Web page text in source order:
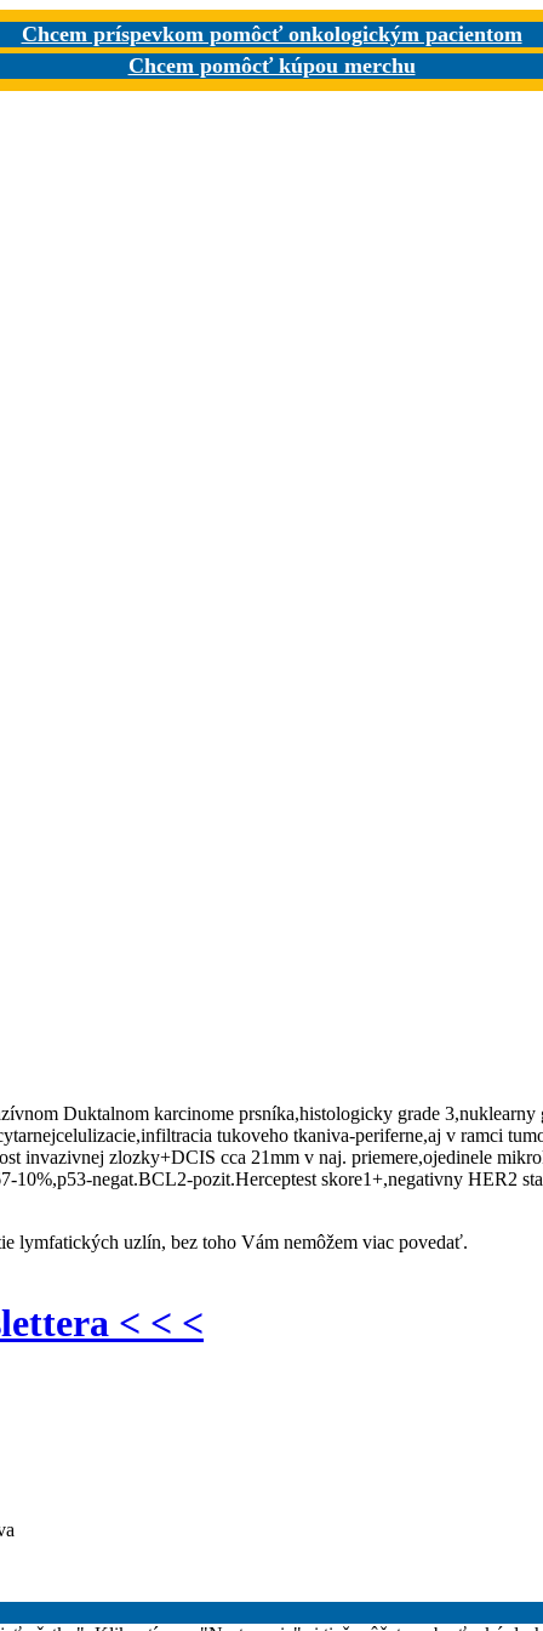
Chcem príspevkom pomôcť onkologickým pacientom
Chcem pomôcť kúpou merchu
Duktalnom karcinome prsníka,histologicky grade
tukoveho tkaniva-periferne,aj v ramci
invazivnej zlozky+DCIS cca 21mm v naj. priemere,ojedinele
10%,p53-negat.BCL2-pozit.Herceptest skore1+,negativny HER2
lymfatických uzlín, bez toho Vám nemôžem viac povedať.
< < <